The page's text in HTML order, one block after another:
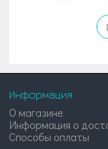
Информация
О магазине
Информация о
Способы оплаты